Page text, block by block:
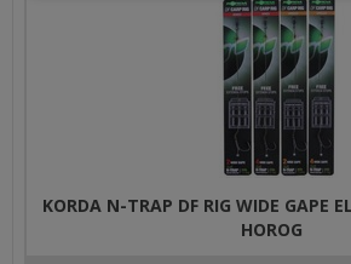
KORDA N-TRAP DF RIG WIDE GAPE
HOROG